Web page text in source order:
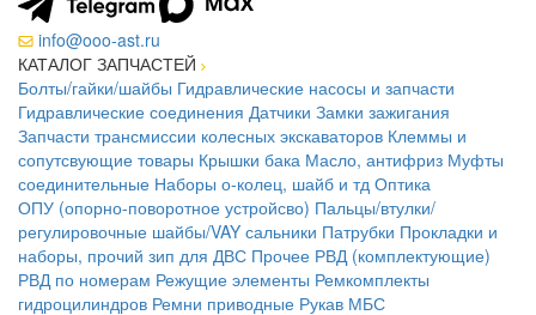
info@ooo-ast.ru
КАТАЛОГ ЗАПЧАСТЕЙ
Болты/гайки/шайбы Гидравлические насосы и запчасти
Гидравлические соединения Датчики Замки зажигания
Запчасти трансмиссии колесных экскаваторов Клеммы и
сопутсвующие товары Крышки бака Масло, антифриз Муфты
соединительные Наборы о-колец, шайб и тд Оптика
ОПУ (опорно-поворотное устройсво) Пальцы/втулки/
регулировочные шайбы/VAY сальники Патрубки Прокладки и
наборы, прочий зип для ДВС Прочее РВД (комплектующие)
РВД по номерам Режущие элементы Ремкомплекты
гидроцилиндров Ремни приводные Рукав МБС